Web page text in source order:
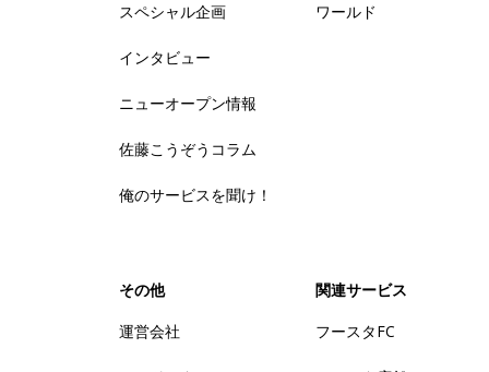
スペシャル企画
インタビュー
ニューオープン情報
佐藤こうぞうコラム
俺のサービスを聞け！
ワールド
その他
運営会社
関連サービス
フースタFC